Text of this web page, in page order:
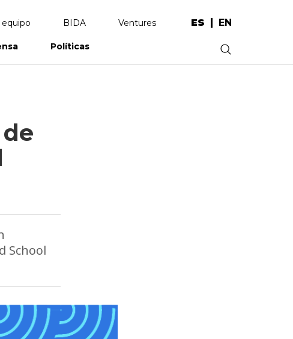
BIDA Ventures ES EN
Políticas .
School